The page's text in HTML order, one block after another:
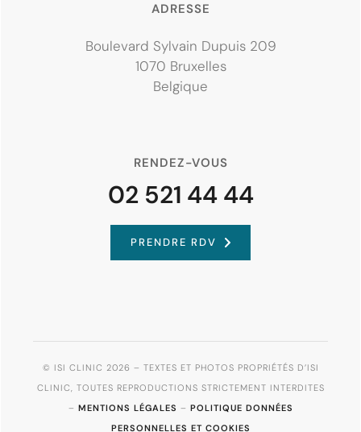
ADRESSE
Boulevard Sylvain Dupuis 209
1070 Bruxelles
Belgique
RENDEZ-VOUS
02 521 44 44
PRENDRE RDV
© ISI CLINIC 2026 – TEXTES ET PHOTOS PROPRIÉTÉS D’ISI
CLINIC, TOUTES REPRODUCTIONS STRICTEMENT INTERDITES
– MENTIONS LÉGALES – POLITIQUE DONNÉES
PERSONNELLES ET COOKIES